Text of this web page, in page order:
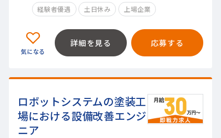
経験者優遇 土日休み 上場企業
詳細を見る 応募する
ロボットシステムの塗装工
場における設備改善エンジ
ニア